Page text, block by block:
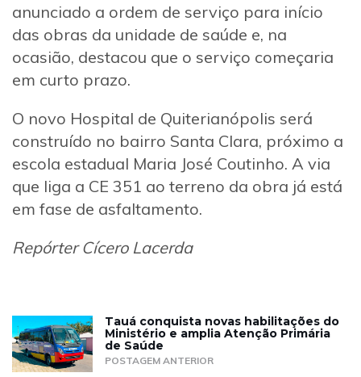
anunciado a ordem de serviço para início
das obras da unidade de saúde e, na
ocasião, destacou que o serviço começaria
em curto prazo.
O novo Hospital de Quiterianópolis será
construído no bairro Santa Clara, próximo a
escola estadual Maria José Coutinho. A via
que liga a CE 351 ao terreno da obra já está
em fase de asfaltamento.
Repórter Cícero Lacerda
Tauá conquista novas habilitações do
Ministério e amplia Atenção Primária
de Saúde
POSTAGEM ANTERIOR